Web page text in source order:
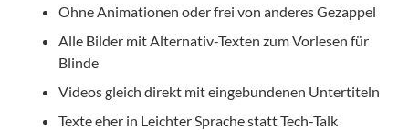
Ohne Animationen oder frei von anderes Gezappel
Alle Bilder mit Alternativ-Texten zum Vorlesen für
Blinde
Videos gleich direkt mit eingebundenen Untertiteln
Texte eher in Leichter Sprache statt Tech-Talk